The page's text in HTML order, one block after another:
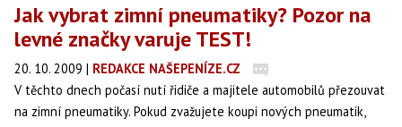
Jak vybrat zimní pneumatiky? Pozor na
levné značky varuje TEST!
20. 10. 2009 | REDAKCE NAŠEPENÍZE.CZ
V těchto dnech počasí nutí řidiče a majitele automobilů přezouvat
na zimní pneumatiky. Pokud zvažujete koupi nových pneumatik,